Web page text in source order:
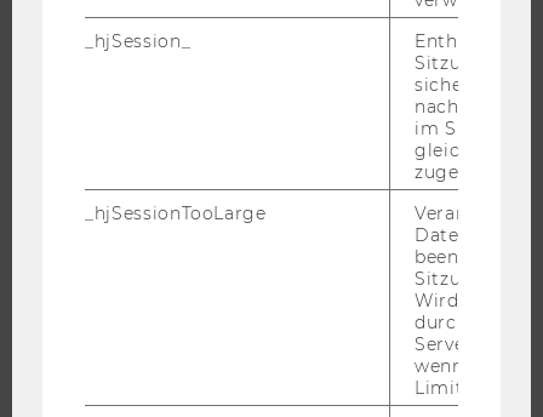
WELCOME SERVICES
ALUMNI
_hjSession_
Enthält die
sicher, dass
im
gleichen
zugeordnet
_hjSessionTooLarge
Veranlasst
beenden,
Sitzung zu
Wird
durch ein
Servers
wenn die
Limit